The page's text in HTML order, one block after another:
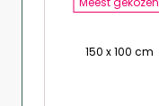
150 x 100 cm